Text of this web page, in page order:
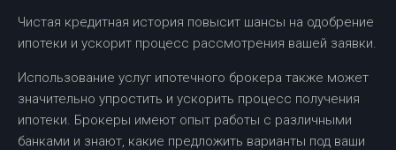
Чистая кредитная история повысит шансы на одобрение
ипотеки и ускорит процесс рассмотрения вашей заявки.
Использование услуг ипотечного брокера также может
значительно упростить и ускорить процесс получения
ипотеки. Брокеры имеют опыт работы с различными
банками и знают, какие предложить варианты под ваши